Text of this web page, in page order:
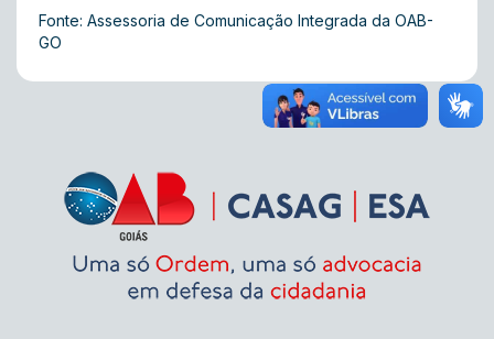
Fonte: Assessoria de Comunicação Integrada da OAB-
GO